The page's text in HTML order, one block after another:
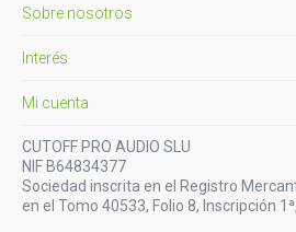
Sobre nosotros
Interés
Mi cuenta
CUTOFF PRO AUDIO SLU
NIF B64834377
Sociedad inscrita en el Registro
en el Tomo 40533, Folio 8, Inscripción